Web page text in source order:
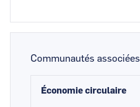
Communautés associées
Économie circulaire